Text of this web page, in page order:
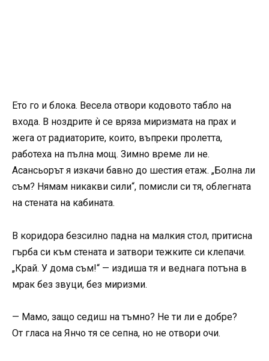
Ето го и блока. Весела отвори кодовото табло на
входа. В ноздрите ѝ се вряза миризмата на прах и
жега от радиаторите, които, въпреки пролетта,
работеха на пълна мощ. Зимно време ли не.
Асансьорът я изкачи бавно до шестия етаж. „Болна ли
съм? Нямам никакви сили“, помисли си тя, облегната
на стената на кабината.
В коридора безсилно падна на малкия стол, притисна
гърба си към стената и затвори тежките си клепачи.
„Край. У дома съм!“ — издиша тя и веднага потъна в
мрак без звуци, без миризми.
— Мамо, защо седиш на тъмно? Не ти ли е добре?
От гласа на Янчо тя се сепна, но не отвори очи.